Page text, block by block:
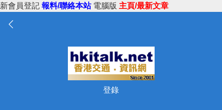
新會員登記 報料/聯絡本站 電腦版 主頁/最新文章
登錄